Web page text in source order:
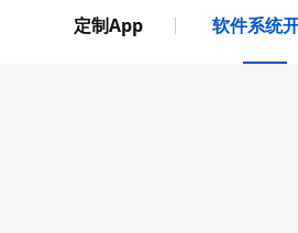
定制App 软件系统